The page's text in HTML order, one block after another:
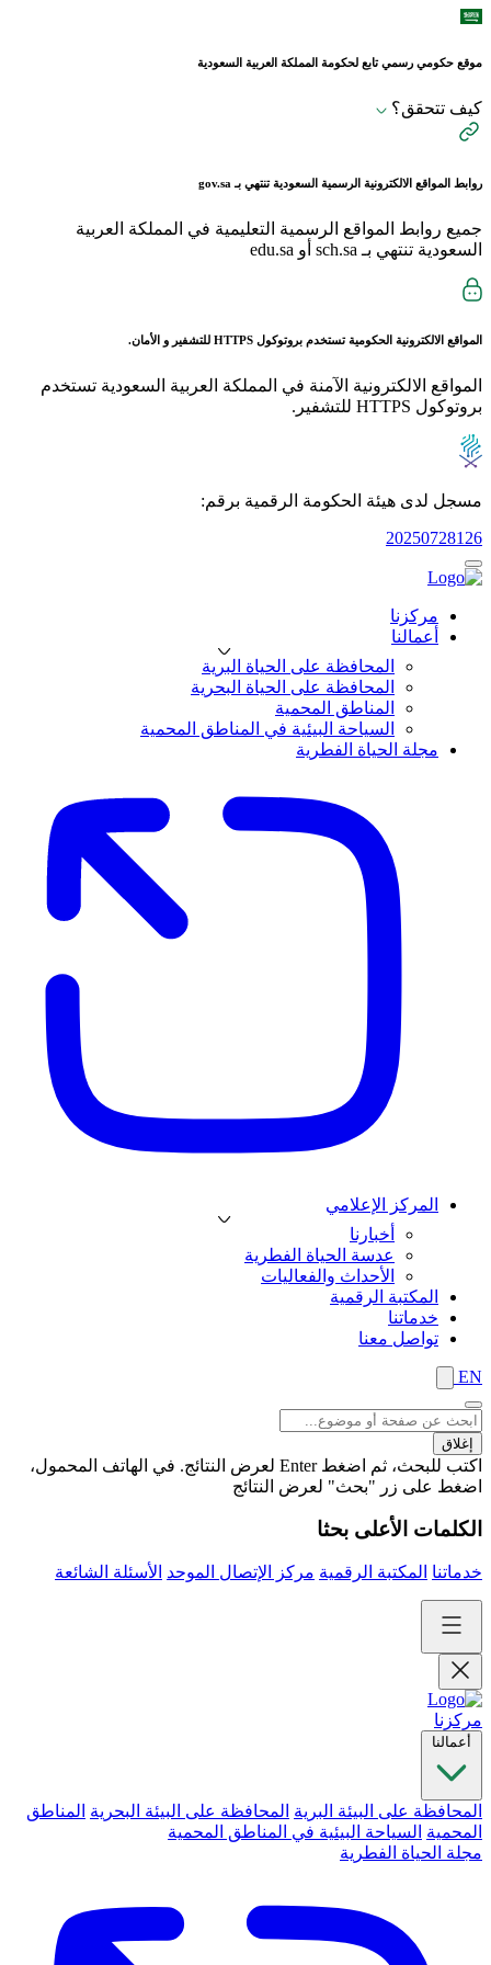
موقع حكومي رسمي تابع لحكومة المملكة العربية السعودية
كيف تتحقق؟
روابط المواقع الالكترونية الرسمية السعودية تنتهي بـ gov.sa
جميع روابط المواقع الرسمية التعليمية في المملكة العربية
السعودية تنتهي بـ sch.sa أو edu.sa
المواقع الالكترونية الحكومية تستخدم بروتوكول HTTPS للتشفير و الأمان.
المواقع الالكترونية الآمنة في المملكة العربية السعودية تستخدم
بروتوكول HTTPS للتشفير.
مسجل لدى هيئة الحكومة الرقمية برقم:
20250728126
مركزنا
أعمالنا
المحافظة على الحياة البرية
المحافظة على الحياة البحرية
المناطق المحمية
السياحة البيئية في المناطق المحمية
مجلة الحياة الفطرية
المركز الإعلامي
أخبارنا
عدسة الحياة الفطرية
الأحداث والفعاليات
المكتبة الرقمية
خدماتنا
تواصل معنا
EN
إغلاق
اكتب للبحث، ثم اضغط Enter لعرض النتائج. في الهاتف المحمول،
اضغط على زر "بحث" لعرض النتائج
الكلمات الأعلى بحثا
خدماتنا المكتبة الرقمية مركز الإتصال الموحد الأسئلة الشائعة
مركزنا
أعمالنا
المحافظة على البيئة البرية المحافظة على البيئة البحرية المناطق
المحمية السياحة البيئية في المناطق المحمية
مجلة الحياة الفطرية